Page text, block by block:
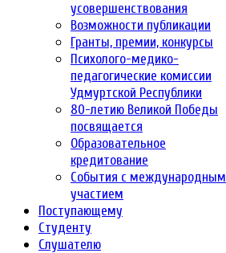
усовершенствования
Возможности публикации
Гранты, премии, конкурсы
Психолого-медико-
педагогические комиссии
Удмуртской Республики
80-летию Великой Победы
посвящается
Образовательное
кредитование
События с международным
участием
Поступающему
Студенту
Слушателю